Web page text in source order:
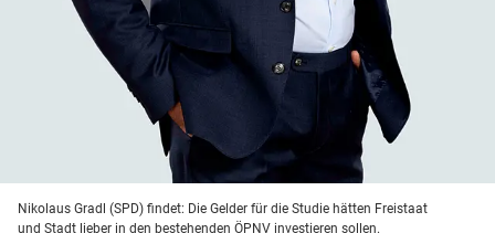
Nikolaus Gradl (SPD) findet: Die Gelder für die Studie hätten Freistaat
und Stadt lieber in den bestehenden ÖPNV investieren sollen.